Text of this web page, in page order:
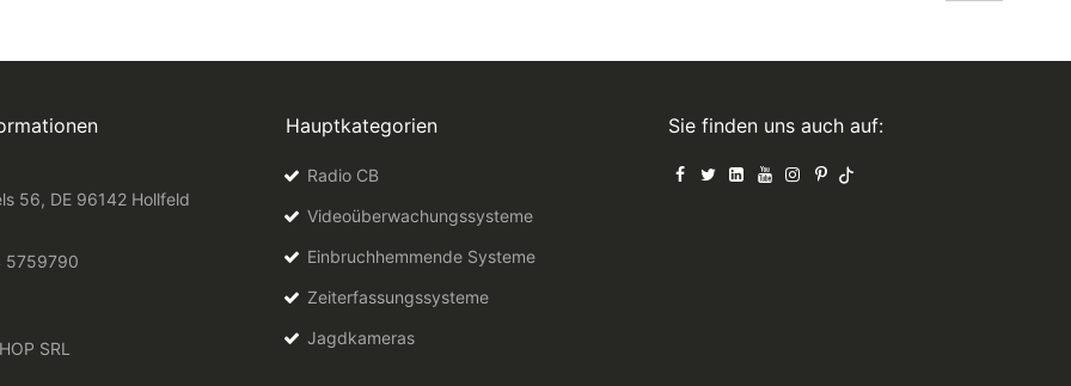
56, DE 96142 Hollfeld
5759790
SRL
Hauptkategorien
Radio CB
Videoüberwachungssysteme
Einbruchhemmende Systeme
Zeiterfassungssysteme
Jagdkameras
Sie finden uns auch auf: